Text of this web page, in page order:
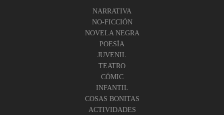
NARRATIVA
NO-FICCIÓN
NOVELA NEGRA
POESÍA
JUVENIL
TEATRO
CÓMIC
INFANTIL
COSAS BONITAS
ACTIVIDADES